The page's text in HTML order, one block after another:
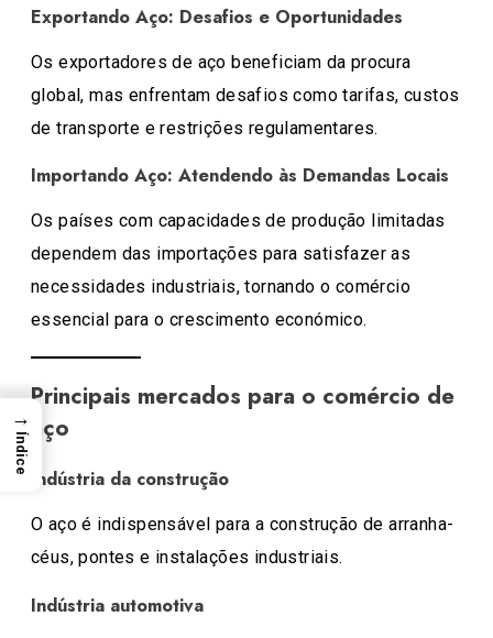
Exportando Aço: Desafios e Oportunidades
Os exportadores de aço beneficiam da procura
global, mas enfrentam desafios como tarifas, custos
de transporte e restrições regulamentares.
Importando Aço: Atendendo às Demandas Locais
Os países com capacidades de produção limitadas
dependem das importações para satisfazer as
necessidades industriais, tornando o comércio
essencial para o crescimento económico.
Principais mercados para o comércio de
aço
Indústria da construção
O aço é indispensável para a construção de arranha-
céus, pontes e instalações industriais.
Indústria automotiva
→
Índice